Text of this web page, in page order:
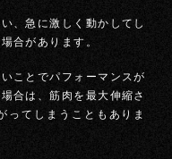
、急に激しく動かしてし
合があります。
ことでパフォーマンスが
合は、筋肉を最大伸縮さ
ってしまうこともありま